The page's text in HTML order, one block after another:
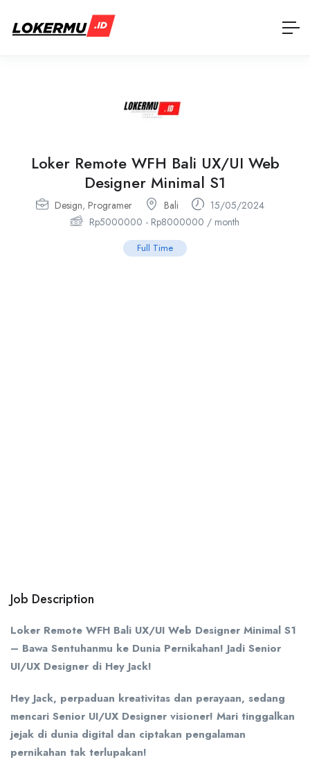
Loker Remote WFH Bali UX/UI Web
Designer Minimal S1
Design, Programer Bali
15/05/2024
Rp5000000 - Rp8000000 / month
Full Time
Job Description
Loker Remote WFH Bali UX/UI Web Designer Minimal S1
– Bawa Sentuhanmu ke Dunia Pernikahan! Jadi Senior
UI/UX Designer di Hey Jack!
Hey Jack, perpaduan kreativitas dan perayaan, sedang
mencari Senior UI/UX Designer visioner! Mari tinggalkan
jejak di dunia digital dan ciptakan pengalaman
pernikahan tak terlupakan!